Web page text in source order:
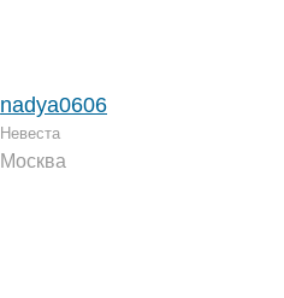
nadya0606
Невеста
Москва